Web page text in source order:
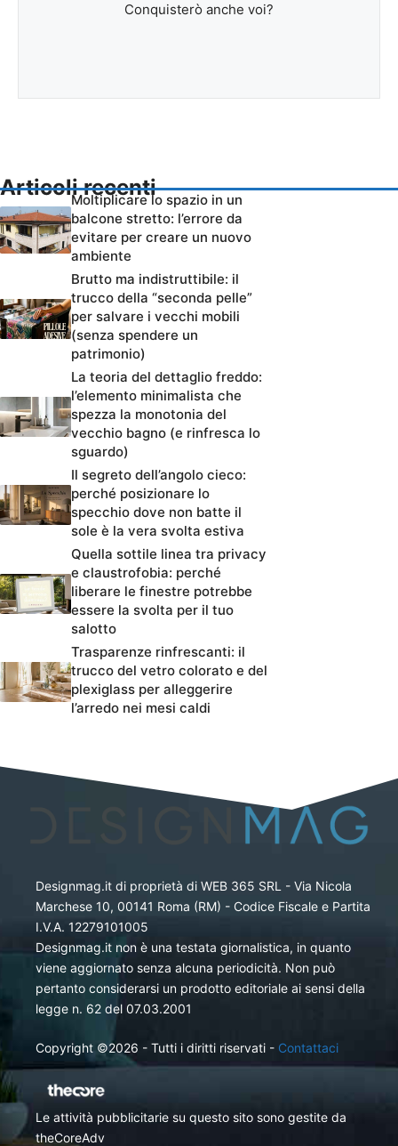
Conquisterò anche voi?
Articoli recenti
Moltiplicare lo spazio in un
balcone stretto: l’errore da
evitare per creare un nuovo
ambiente
Brutto ma indistruttibile: il
trucco della “seconda pelle”
per salvare i vecchi mobili
(senza spendere un
patrimonio)
La teoria del dettaglio freddo:
l’elemento minimalista che
spezza la monotonia del
vecchio bagno (e rinfresca lo
sguardo)
Il segreto dell’angolo cieco:
perché posizionare lo
specchio dove non batte il
sole è la vera svolta estiva
Quella sottile linea tra privacy
e claustrofobia: perché
liberare le finestre potrebbe
essere la svolta per il tuo
salotto
Trasparenze rinfrescanti: il
trucco del vetro colorato e del
plexiglass per alleggerire
l’arredo nei mesi caldi
Designmag.it di proprietà di WEB 365 SRL - Via Nicola
Marchese 10, 00141 Roma (RM) - Codice Fiscale e Partita
I.V.A. 12279101005
Designmag.it non è una testata giornalistica, in quanto
viene aggiornato senza alcuna periodicità. Non può
pertanto considerarsi un prodotto editoriale ai sensi della
legge n. 62 del 07.03.2001
Copyright ©2026 - Tutti i diritti riservati - Contattaci
Le attività pubblicitarie su questo sito sono gestite da
theCoreAdv